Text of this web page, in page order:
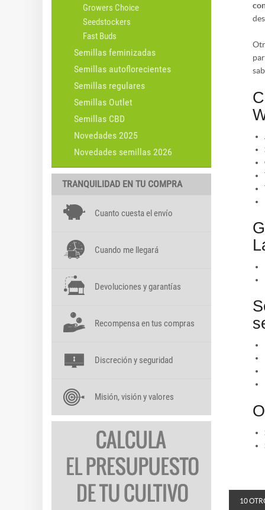
Growers Choice
Seedstockers
Fast Buds
Semillas feminizadas
Semillas autoflorecientes
Semillas regulares
Semillas Outlet
Semillas CBD
Novedades 2025
Novedades semillas 2026
TRANQUILIDAD EN TU COMPRA
Cuanto cuesta el envío
Cuando me llegará
Devoluciones y garantías
Recompensa en tus compras
Discreción y seguridad
Misión, visión y valores
10